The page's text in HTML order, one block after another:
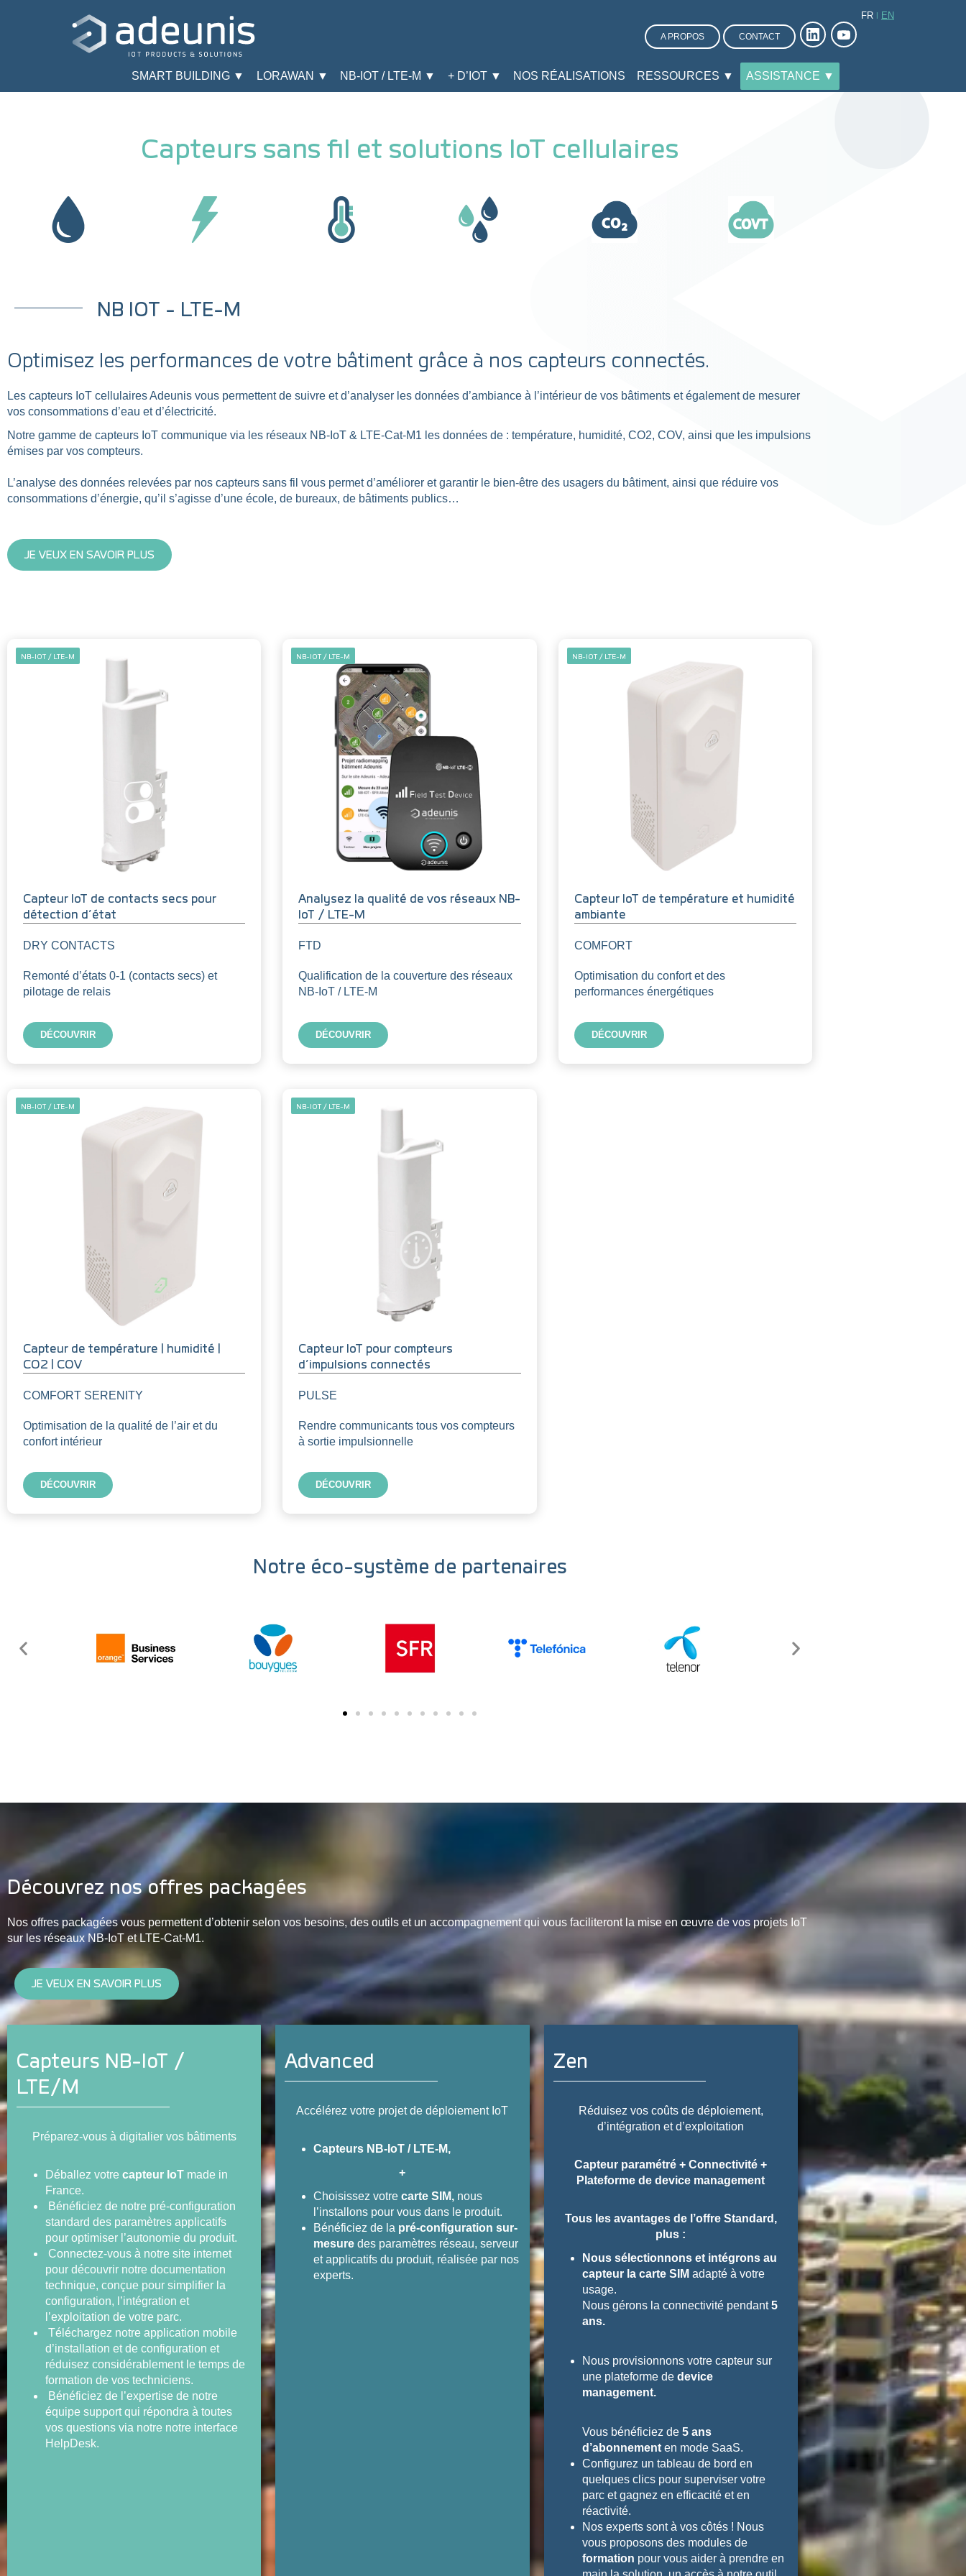
A PROPOS CONTACT
FR EN
SMART BUILDING ▼ LORAWAN ▼ NB-IOT / LTE-M ▼ + D’IOT ▼ NOS RÉALISATIONS RESSOURCES ▼ ASSISTANCE ▼
Capteurs sans fil et solutions IoT cellulaires
NB IOT - LTE-M
Optimisez les performances de votre bâtiment grâce à nos capteurs connectés.
Les capteurs IoT cellulaires Adeunis vous permettent de suivre et d’analyser les données d’ambiance à l’intérieur de vos bâtiments et également de mesurer
vos consommations d’eau et d’électricité.
Notre gamme de capteurs IoT communique via les réseaux NB-IoT & LTE-Cat-M1 les données de : température, humidité, CO2, COV, ainsi que les impulsions
émises par vos compteurs.
L’analyse des données relevées par nos capteurs sans fil vous permet d’améliorer et garantir le bien-être des usagers du bâtiment, ainsi que réduire vos
consommations d’énergie, qu’il s’agisse d’une école, de bureaux, de bâtiments publics…
JE VEUX EN SAVOIR PLUS
NB-IOT / LTE-M
Capteur IoT de contacts secs pour
détection d’état
DRY CONTACTS
Remonté d’états 0-1 (contacts secs) et
pilotage de relais
DÉCOUVRIR
NB-IOT / LTE-M
Analysez la qualité de vos réseaux NB-
IoT / LTE-M
FTD
Qualification de la couverture des réseaux
NB-IoT / LTE-M
DÉCOUVRIR
NB-IOT / LTE-M
Capteur IoT de température et humidité
ambiante
COMFORT
Optimisation du confort et des
performances énergétiques
DÉCOUVRIR
NB-IOT / LTE-M
Capteur de température | humidité |
CO2 | COV
COMFORT SERENITY
Optimisation de la qualité de l’air et du
confort intérieur
DÉCOUVRIR
NB-IOT / LTE-M
Capteur IoT pour compteurs
d’impulsions connectés
PULSE
Rendre communicants tous vos compteurs
à sortie impulsionnelle
DÉCOUVRIR
Notre éco-système de partenaires
Découvrez nos offres packagées
Nos offres packagées vous permettent d’obtenir selon vos besoins, des outils et un accompagnement qui vous faciliteront la mise en œuvre de vos projets IoT
sur les réseaux NB-IoT et LTE-Cat-M1.
JE VEUX EN SAVOIR PLUS
Capteurs NB-IoT /
LTE/M
Préparez-vous à digitalier vos bâtiments
Déballez votre capteur IoT made in
France.
Bénéficiez de notre pré-configuration
standard des paramètres applicatifs
pour optimiser l’autonomie du produit.
Connectez-vous à notre site internet
pour découvrir notre documentation
technique, conçue pour simplifier la
configuration, l’intégration et
l’exploitation de votre parc.
Téléchargez notre application mobile
d’installation et de configuration et
réduisez considérablement le temps de
formation de vos techniciens.
Bénéficiez de l’expertise de notre
équipe support qui répondra à toutes
vos questions via notre notre interface
HelpDesk.
Advanced
Accélérez votre projet de déploiement IoT
Capteurs NB-IoT / LTE-M,
+
Choisissez votrecarte SIM, nous
l’installons pour vous dans le produit.
Bénéficiez de la pré-configuration sur-
mesure des paramètres réseau, serveur
et applicatifs du produit, réalisée par nos
experts.
Zen
Réduisez vos coûts de déploiement,
d’intégration et d’exploitation
Capteur paramétré + Connectivité +
Plateforme de device management
Tous les avantages de l’offre Standard,
plus :
Nous sélectionnons et intégrons au
capteur la carte SIM adapté à votre
usage.
Nous gérons la connectivité pendant5
ans.
Nous provisionnons votre capteur sur
une plateforme de device
management.
Vous bénéficiez de 5 ans
d’abonnementen mode SaaS.
Configurez un tableau de bord en
quelques clics pour superviser votre
parc et gagnez en efficacité et en
réactivité.
Nos experts sont à vos côtés ! Nous
vous proposons des modules de
formation pour vous aider à prendre en